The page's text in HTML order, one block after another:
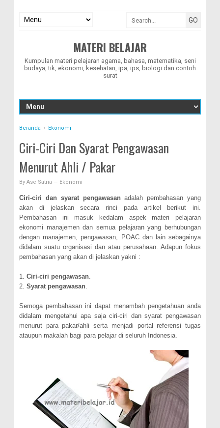
MATERI BELAJAR
Kumpulan materi pelajaran agama, bahasa, matematika, seni
budaya, tik, ekonomi, kesehatan, ipa, ips, biologi dan contoh
surat
Beranda › Ekonomi
Ciri-Ciri Dan Syarat Pengawasan
Menurut Ahli / Pakar
By Ase Satria — Ekonomi
Ciri-ciri dan syarat pengawasanadalah pembahasan yang
akan di jelaskan secara rinci pada artikel berikut ini.
Pembahasan ini masuk kedalam aspek materi pelajaran
ekonomi manajemen dan semua pelajaran yang berhubungan
dengan manajemen, pengawasan, POAC dan lain sebagainya
didalam suatu organisasi dan atau perusahaan. Adapun fokus
pembahasan yang akan di jelaskan yakni :
1. Ciri-ciri pengawasan.
2. Syarat pengawasan.
Semoga pembahasan ini dapat menambah pengetahuan anda
didalam mengetahui apa saja ciri-ciri dan syarat pengawasan
menurut para pakar/ahli serta menjadi portal referensi tugas
ataupun makalah bagi para pelajar di seluruh Indonesia.